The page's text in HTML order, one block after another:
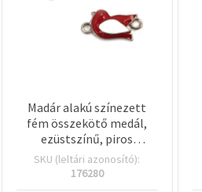
Madár alakú színezett
fém összekötő medál,
ezüstszínű, piros
díszítéssel, 20×10×3 mm,
furat: 2 mm – 5 db,
SKU (leltári azonosító):
176280